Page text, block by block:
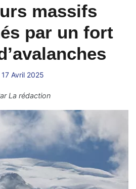
massifs
par un fort
17 Avril 2025
La rédaction